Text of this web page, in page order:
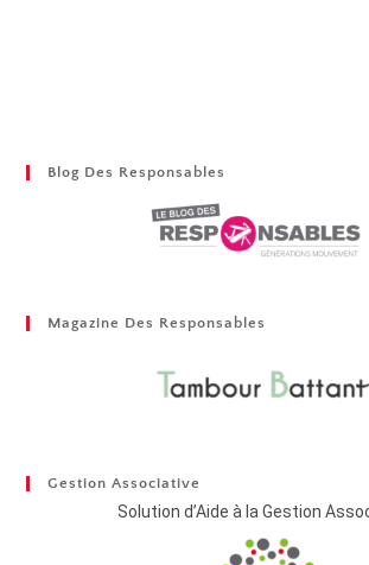
Blog Des Responsables
Magazine Des Responsables
Gestion Associative
Solution d’Aide à la Gestion